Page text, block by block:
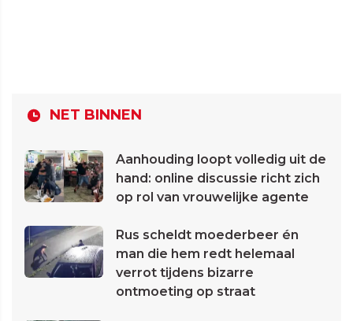
NET BINNEN
Aanhouding loopt volledig uit de
hand: online discussie richt zich
op rol van vrouwelijke agente
Rus scheldt moederbeer én
man die hem redt helemaal
verrot tijdens bizarre
ontmoeting op straat